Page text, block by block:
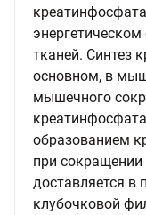
тканей. Синтез
основном, в
мышечного
образованием
при
доставляется в
клубочковой